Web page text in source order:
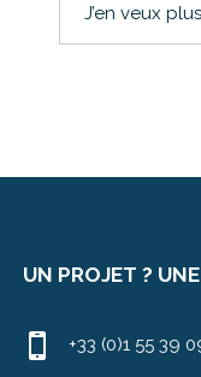
J’en veux plus
UN PROJET ?
+33 (0)1 55 39